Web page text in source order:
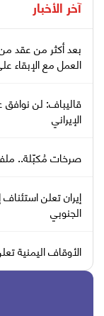
آخر الأخبار
بعد أكثر من عقد
العمل مع الإبقاء
قاليباف: لن
الإيراني
صرخات مُكبّلة..
إيران تعلن
الجنوبي
الأوقاف اليمنية